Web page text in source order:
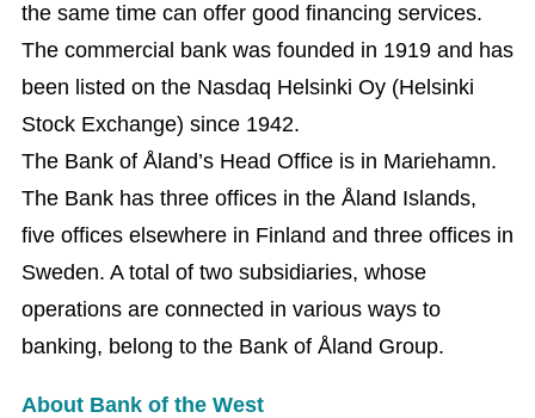
the same time can offer good financing services.
The commercial bank was founded in 1919 and has
been listed on the Nasdaq Helsinki Oy (Helsinki
Stock Exchange) since 1942.
The Bank of Åland’s Head Office is in Mariehamn.
The Bank has three offices in the Åland Islands,
five offices elsewhere in Finland and three offices in
Sweden. A total of two subsidiaries, whose
operations are connected in various ways to
banking, belong to the Bank of Åland Group.
About Bank of the West